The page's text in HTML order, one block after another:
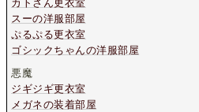
カトさん更衣室
スーの洋服部屋
ぷるぷる更衣室
ゴシックちゃんの洋服部屋
悪魔
ジギジギ更衣室
メガネの装着部屋